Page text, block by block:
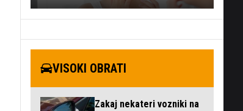
VISOKI OBRATI
Zakaj nekateri vozniki na